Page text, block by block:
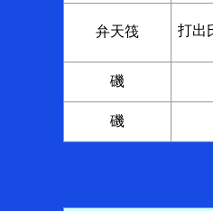
弁天筏
打
磯
磯